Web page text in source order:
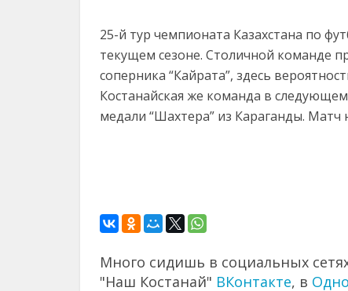
25-й тур чемпионата Казахстана по
текущем сезоне. Столичной команде
соперника “Кайрата”, здесь
Костанайская же команда в
медали “Шахтера” из Караганды. Матч
Много сидишь в социальных
"Наш Костанай" ВКонтакте, в